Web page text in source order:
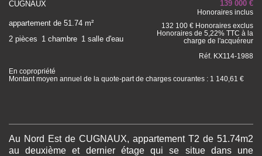
139 000 €
Honoraires inclus
132 100 € Honoraires exclus
Honoraires de 5,22% TTC à la
charge de l'acquéreur
Réf. KX114-1988
CUGNAUX
appartement de 51.74 m²
2 pièces
1 chambre 1 salle d'eau
En copropriété
Montant moyen annuel de la quote-part de charges courantes : 1 140,61 €
Au Nord Est de CUGNAUX, appartement T2 de 51.74m2
au deuxième et dernier étage qui se situe dans une